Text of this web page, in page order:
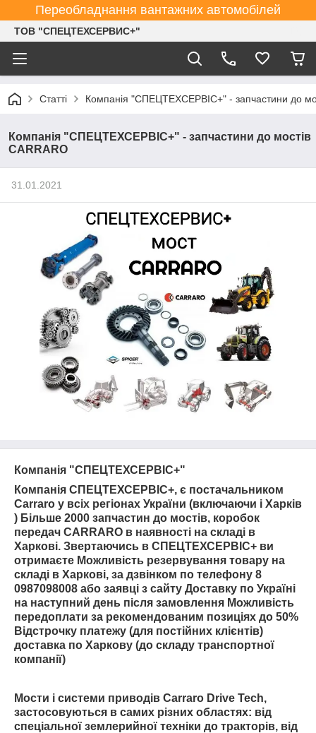
Переобладнання вантажних автомобілей
ТОВ "СПЕЦТЕХСЕРВИС+"
Статті Компанія "СПЕЦТЕХСЕРВІС+" - запчастини до
Компанія "СПЕЦТЕХСЕРВІС+" - запчастини до мостів
CARRARO
31.01.2021
Компанія "СПЕЦТЕХСЕРВІС+"
Компанія СПЕЦТЕХСЕРВІС+, є постачальником
Carraro у всіх регіонах України (включаючи і Харків
) Більше 2000 запчастин до мостів, коробок
передач CARRARO в наявності на складі в
Харкові. Звертаючись в СПЕЦТЕХСЕРВІС+ ви
отримаєте Можливість резервування товару на
складі в Харкові, за дзвінком по телефону 8
0987098008 або заявці з сайту Доставку по Україні
на наступний день після замовлення Можливість
передоплати за рекомендованим позиціях до 50%
Відстрочку платежу (для постійних клієнтів)
доставка по Харкову (до складу транспортної
компанії)
Мости і системи приводів Carraro Drive Tech,
застосовуються в самих різних областях: від
спеціальної землерийної техніки до тракторів, від